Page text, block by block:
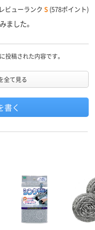
レビューランク S (578ポイント)
ました。
投稿された内容です。
全て見る
書く